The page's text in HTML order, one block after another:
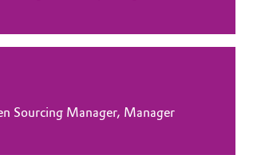
Sourcing Manager, Manager